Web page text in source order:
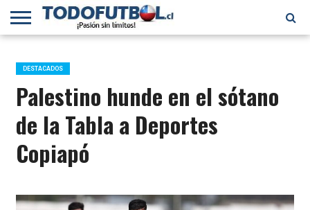
PRIMERA
B
SELECCIÓN
CHILENA
CHILENOS
EN EL
MUNDO
FÚTBOL
INTERNACIONAL
DESTACADOS
Palestino hunde en el sótano
de la Tabla a Deportes
Copiapó